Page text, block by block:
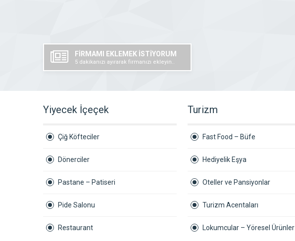
FİRMAMI EKLEMEK İSTİYORUM
5 dakikanızı ayırarak firmanızı ekleyin..
Yiyecek İçeçek
Çiğ Köfteciler
Dönerciler
Pastane – Patiseri
Pide Salonu
Restaurant
Turizm
Fast Food – Büfe
Hediyelik Eşya
Oteller ve Pansiyonlar
Turizm Acentaları
Lokumcular – Yöresel Ürünler